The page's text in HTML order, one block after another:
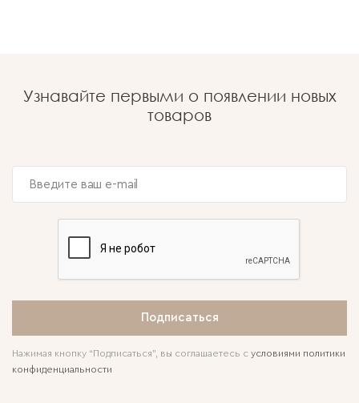
Узнавайте первыми о появлении новых
товаров
Подписаться
Нажимая кнопку “Подписаться”, вы соглашаетесь с условиями политики
конфиденциальности